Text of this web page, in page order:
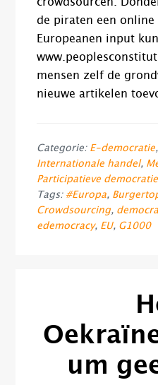
de piraten een
Europeanen input
mensen zelf de
nieuwe artikelen
Categorie: E-democratie,
Internationale handel,
Participatieve democratie
Tags: #Europa,
Crowdsourcing,
edemocracy, EU, G1000
um